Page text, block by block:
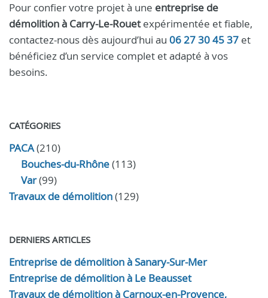
Pour confier votre projet à une entreprise de
démolition à Carry-Le-Rouetexpérimentée et fiable,
contactez-nous dès aujourd’hui au 06 27 30 45 37 et
bénéficiez d’un service complet et adapté à vos
besoins.
CATÉGORIES
PACA(210)
Bouches-du-Rhône(113)
Var(99)
Travaux de démolition(129)
DERNIERS ARTICLES
Entreprise de démolition à Sanary-Sur-Mer
Entreprise de démolition à Le Beausset
Travaux de démolition à Carnoux-en-Provence,